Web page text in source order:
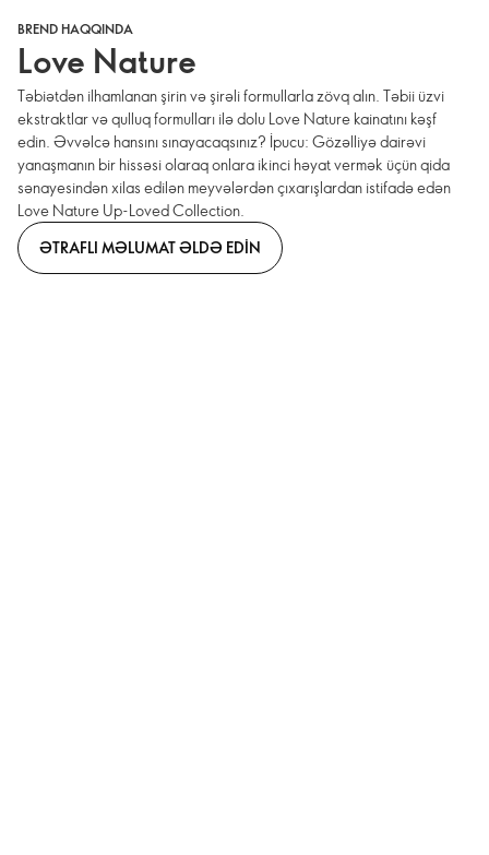
BREND HAQQINDA
Love Nature
Təbiətdən ilhamlanan şirin və şirəli formullarla zövq alın. Təbii üzvi
ekstraktlar və qulluq formulları ilə dolu Love Nature kainatını kəşf
edin. Əvvəlcə hansını sınayacaqsınız? İpucu: Gözəlliyə dairəvi
yanaşmanın bir hissəsi olaraq onlara ikinci həyat vermək üçün qida
sənayesindən xilas edilən meyvələrdən çıxarışlardan istifadə edən
Love Nature Up-Loved Collection.
ƏTRAFLI MƏLUMAT ƏLDƏ EDIN